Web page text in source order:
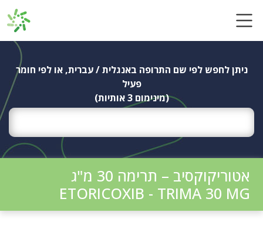
ניתן לחפש לפי שם התרופה באנגלית / עברית, או לפי חומר
פעיל
(מינימום 3 אותיות)
אטוריקוקסיב – תרימה 30 מ"ג
ETORICOXIB - TRIMA 30 MG